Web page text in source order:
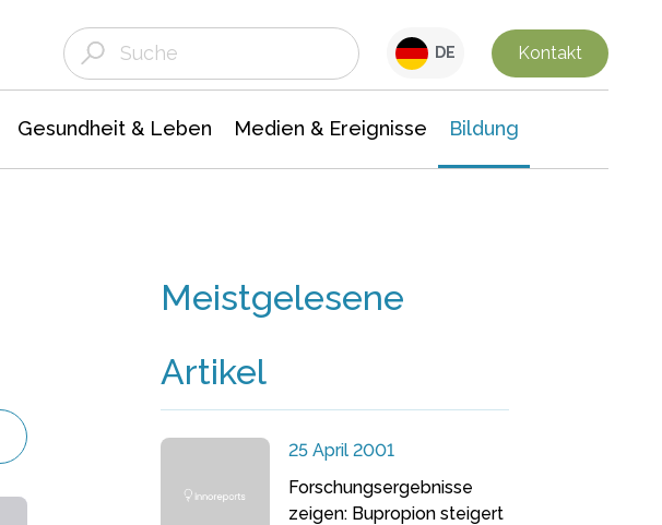
DE Kontakt
Gesundheit & Leben Medien & Ereignisse Bildung
Meistgelesene
Artikel
25 April 2001
Forschungsergebnisse
zeigen: Bupropion steigert